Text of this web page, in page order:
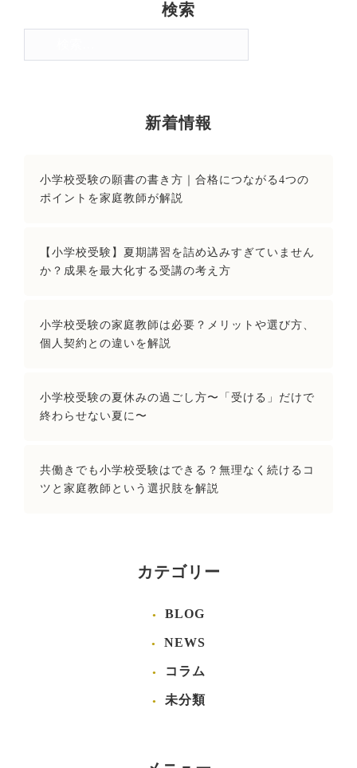
検索
索:
新着情報
小学校受験の願書の書き方｜合格につながる4つの
ポイントを家庭教師が解説
【小学校受験】夏期講習を詰め込みすぎていません
か？成果を最大化する受講の考え方
小学校受験の家庭教師は必要？メリットや選び方、
個人契約との違いを解説
小学校受験の夏休みの過ごし方〜「受ける」だけで
終わらせない夏に〜
共働きでも小学校受験はできる？無理なく続けるコ
ツと家庭教師という選択肢を解説
カテゴリー
BLOG
NEWS
コラム
未分類